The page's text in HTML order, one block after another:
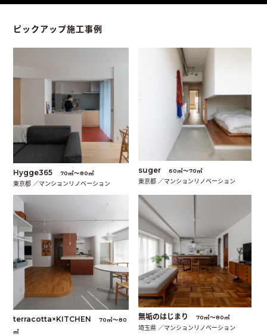
ピックアップ施工事例
Hygge365 70㎡〜80㎡
東京都 ／マンションリノベーション
suger 60㎡〜70㎡
東京都 ／マンションリノベーション
terracotta×KITCHEN
70㎡〜80
㎡
無垢のはじまり 70㎡〜80㎡
埼玉県 ／マンションリノベーション